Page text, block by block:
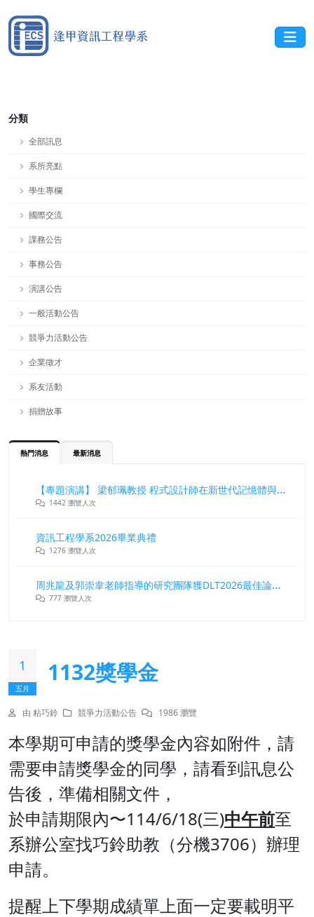
分類
全部訊息
系所亮點
學生專欄
國際交流
課務公告
事務公告
演講公告
一般活動公告
競爭力活動公告
企業徵才
系友活動
捐贈故事
熱門消息 最新消息
【專題演講】 梁郁珮教授 程式設計師在新世代記憶體與儲存系統中的角色與挑戰
1442 瀏覽人次
資訊工程學系2026畢業典禮
1276 瀏覽人次
周兆龍及郭崇韋老師指導的研究團隊獲DLT2026最佳論文獎
777 瀏覽人次
1
五月
1132獎學金
由 粘巧鈴 競爭力活動公告 1986 瀏覽
本學期可申請的獎學金內容如附件，請
需要申請獎學金的同學，請看到訊息公
告後，準備相關文件，
於申請期限內〜114/6/18(三)中午前至
系辦公室找巧鈴助教（分機3706）辦理
申請。
提醒上下學期成績單上面一定要載明平